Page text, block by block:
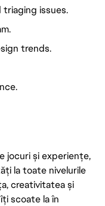
issues.
trends.
jocuri și experiențe,
la toate nivelurile
creativitatea și
scoate la în